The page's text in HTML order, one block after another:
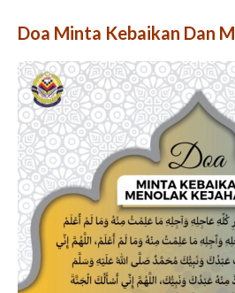
Doa Minta Kebaikan Dan